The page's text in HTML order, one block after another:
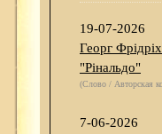
19-07-2026
Георг
"Рінальдо"
(Слово / Авторская
7-06-2026